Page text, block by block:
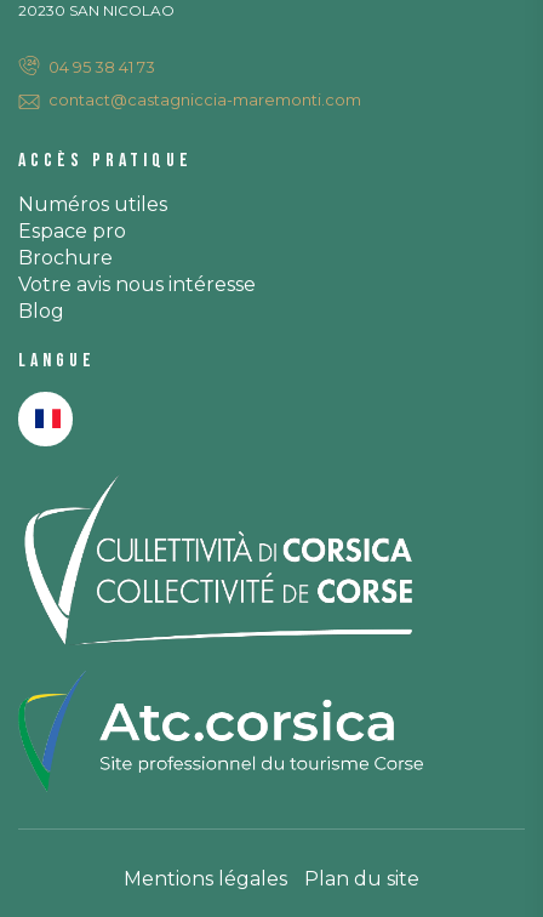
20230 SAN NICOLAO
04 95 38 41 73
contact@castagniccia-maremonti.com
Accès pratique
Numéros utiles
Espace pro
Brochure
Votre avis nous intéresse
Blog
Langue
Mentions légales Plan du site